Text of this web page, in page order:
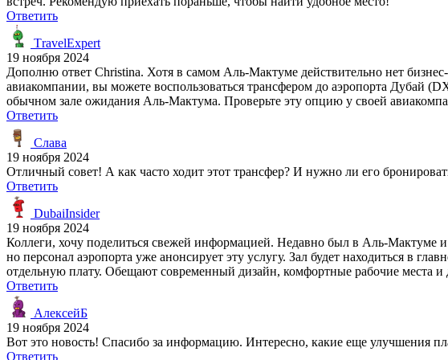
Ответить
ТravelExpert
19 ноября 2024
Дополню ответ Christina. Хотя в самом Аль-Мактуме действительно нет
авиакомпании, вы можете воспользоваться трансфером до аэропорта Дубай
обычном зале ожидания Аль-Мактума. Проверьте эту опцию у своей
Ответить
Слава
19 ноября 2024
Отличный совет! А как часто ходит этот трансфер? И нужно ли его
Ответить
DubaiInsider
19 ноября 2024
Коллеги, хочу поделиться свежей информацией. Недавно был в Аль-Мактуме
но персонал аэропорта уже анонсирует эту услугу. Зал будет находиться в
отдельную плату. Обещают современный дизайн, комфортные рабочие места
Ответить
АлексейБ
19 ноября 2024
Вот это новость! Спасибо за информацию. Интересно, какие еще улучшения
Ответить